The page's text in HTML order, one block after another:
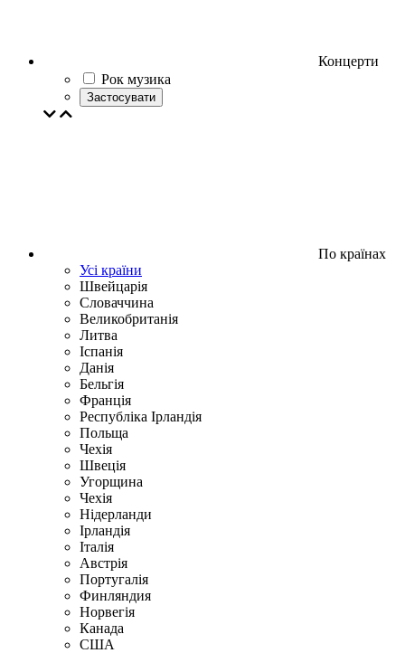
Концерти
Рок музика
Застосувати
По країнах
Усі країни
Швейцарія
Словаччина
Великобританія
Литва
Іспанія
Данія
Бельгія
Франція
Республіка Ірландія
Польща
Чехія
Швецiя
Угорщина
Чехія
Нідерланди
Iрландія
Iталiя
Австрія
Португалія
Финляндия
Норвегія
Канада
США